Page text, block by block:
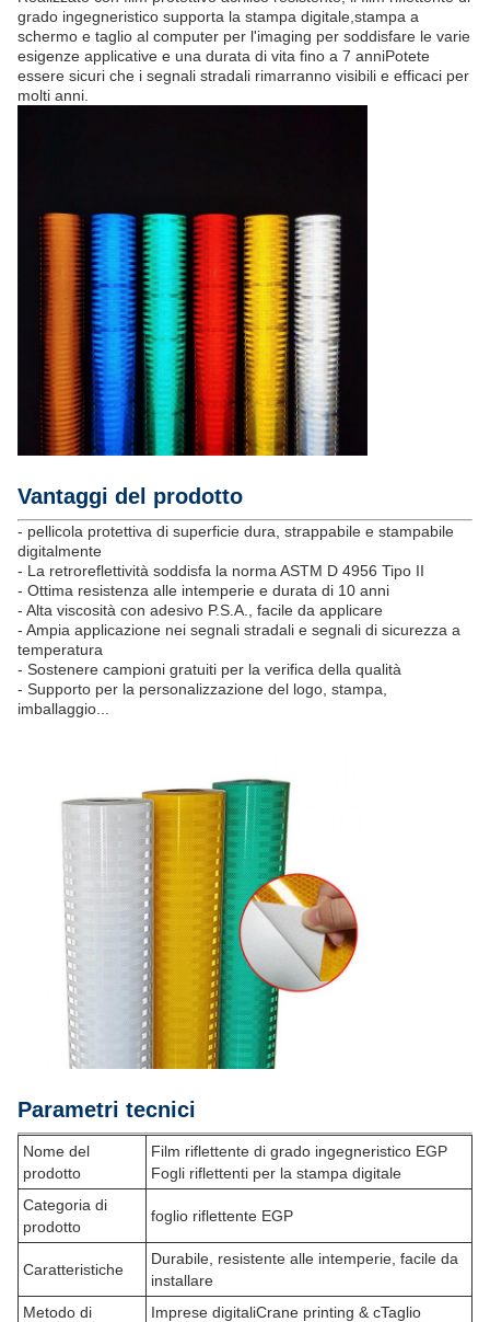
grado ingegneristico supporta la stampa digitale,stampa a
schermo e taglio al computer per l'imaging per soddisfare le varie
esigenze applicative e una durata di vita fino a 7 anniPotete
essere sicuri che i segnali stradali rimarranno visibili e efficaci per
molti anni.
Vantaggi del prodotto
- pellicola protettiva di superficie dura, strappabile e stampabile
digitalmente
- La retroreflettività soddisfa la norma ASTM D 4956 Tipo II
- Ottima resistenza alle intemperie e durata di 10 anni
- Alta viscosità con adesivo P.S.A., facile da applicare
- Ampia applicazione nei segnali stradali e segnali di sicurezza a
temperatura
- Sostenere campioni gratuiti per la verifica della qualità
- Supporto per la personalizzazione del logo, stampa,
imballaggio...
Parametri tecnici
Nome del
prodotto
Film riflettente di grado ingegneristico EGP
Fogli riflettenti per la stampa digitale
Categoria di
prodotto
foglio riflettente EGP
Caratteristiche
Durabile, resistente alle intemperie, facile da
installare
Metodo di
Imprese digitaliCrane printing & cTaglio